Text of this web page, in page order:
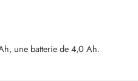
une batterie de 4,0 Ah.